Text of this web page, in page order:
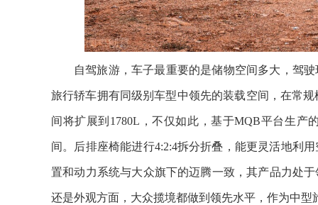
自驾旅游，车子最重要的是储物空间多大，驾
旅行轿车拥有同级别车型中领先的装载空间，在常
间将扩展到1780L，不仅如此，基于MQB平台生
间。后排座椅能进行4:2:4拆分折叠，能更灵活地利
置和动力系统与大众旗下的迈腾一致，其产品力处
还是外观方面，大众揽境都做到领先水平，作为中型